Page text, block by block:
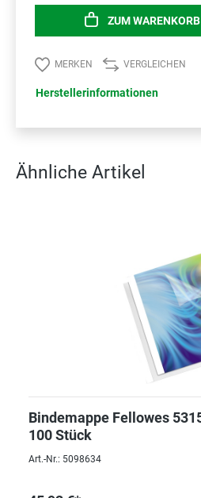
ZUM
MERKEN VERGLEICHEN
Herstellerinformationen
Ähnliche Artikel
Bindemappe Fellowes
100 Stück
Art.-Nr.: 5098634